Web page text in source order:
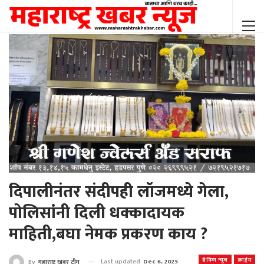
दिपालीनंतर संदीपही लॉजमध्ये गेला,
पोलिसांनी दिली धक्कादायक
माहिती,बघा नेमक प्रकरण काय ?
ब्रेकिंग न्यूज क्राईम
Last updated Dec 6, 2025